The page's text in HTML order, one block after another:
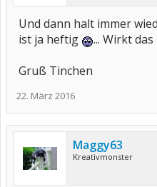
Und dann halt immer
ist ja heftig
... Wirkt
Gruß Tinchen
22. März 2016
Maggy63
Kreativmonster